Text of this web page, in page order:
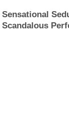
Sensational
Scandalous